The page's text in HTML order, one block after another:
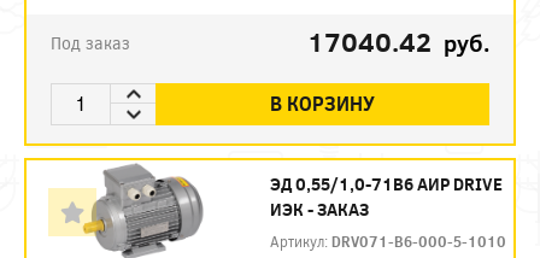
Под заказ 17040.42 руб.
В КОРЗИНУ
ЭД 0,55/1,0-71В6 АИР DRIVE
ИЭК - ЗАКАЗ
Артикул:DRV071-B6-000-5-1010